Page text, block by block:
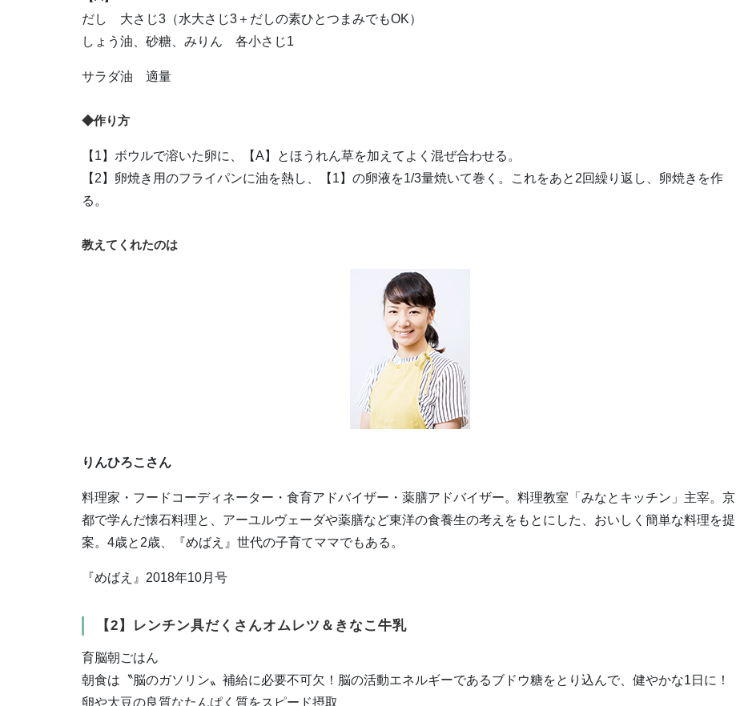
だし 大さじ3（水大さじ3＋だしの素ひとつまみでもOK）
しょう油、砂糖、みりん 各小さじ1
サラダ油 適量
◆作り方
【1】ボウルで溶いた卵に、【A】とほうれん草を加えてよく混ぜ合わせる。
【2】卵焼き用のフライパンに油を熱し、【1】の卵液を1/3量焼いて巻く。これをあと2回繰り返し、卵焼きを作
る。
教えてくれたのは
りんひろこさん
料理家・フードコーディネーター・食育アドバイザー・薬膳アドバイザー。料理教室「みなとキッチン」主宰。京
都で学んだ懐石料理と、アーユルヴェーダや薬膳など東洋の食養生の考えをもとにした、おいしく簡単な料理を提
案。4歳と2歳、『めばえ』世代の子育てママでもある。
『めばえ』2018年10月号
【2】レンチン具だくさんオムレツ＆きなこ牛乳
育脳朝ごはん
朝食は〝脳のガソリン〟補給に必要不可欠！脳の活動エネルギーであるブドウ糖をとり込んで、健やかな1日に！
卵や大豆の良質なたんぱく質をスピード摂取